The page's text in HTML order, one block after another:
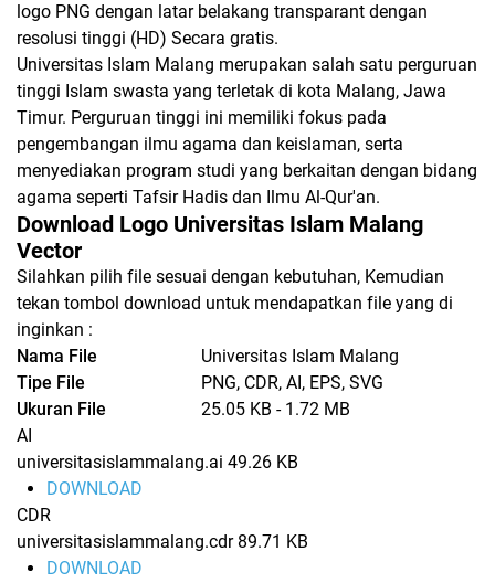
logo PNG dengan latar belakang transparant dengan
resolusi tinggi (HD) Secara gratis.
Universitas Islam Malang merupakan salah satu perguruan
tinggi Islam swasta yang terletak di kota Malang, Jawa
Timur. Perguruan tinggi ini memiliki fokus pada
pengembangan ilmu agama dan keislaman, serta
menyediakan program studi yang berkaitan dengan bidang
agama seperti Tafsir Hadis dan Ilmu Al-Qur'an.
Download Logo Universitas Islam Malang
Vector
Silahkan pilih file sesuai dengan kebutuhan, Kemudian
tekan tombol download untuk mendapatkan file yang di
inginkan :
Nama File
Universitas Islam Malang
Tipe File
PNG, CDR, AI, EPS, SVG
Ukuran File
25.05 KB - 1.72 MB
AI
universitasislammalang.ai 49.26 KB
DOWNLOAD
CDR
universitasislammalang.cdr 89.71 KB
DOWNLOAD